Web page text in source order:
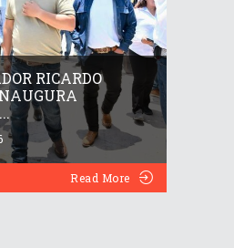
RICARDO
Read More